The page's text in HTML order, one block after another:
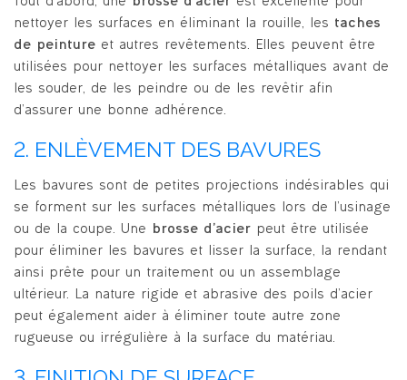
Tout d’abord, une brosse d’acier est excellente pour
nettoyer les surfaces en éliminant la rouille, les taches
de peinture et autres revêtements. Elles peuvent être
utilisées pour nettoyer les surfaces métalliques avant de
les souder, de les peindre ou de les revêtir afin
d’assurer une bonne adhérence.
2. ENLÈVEMENT DES BAVURES
Les bavures sont de petites projections indésirables qui
se forment sur les surfaces métalliques lors de l’usinage
ou de la coupe. Une brosse d’acier peut être utilisée
pour éliminer les bavures et lisser la surface, la rendant
ainsi prête pour un traitement ou un assemblage
ultérieur. La nature rigide et abrasive des poils d’acier
peut également aider à éliminer toute autre zone
rugueuse ou irrégulière à la surface du matériau.